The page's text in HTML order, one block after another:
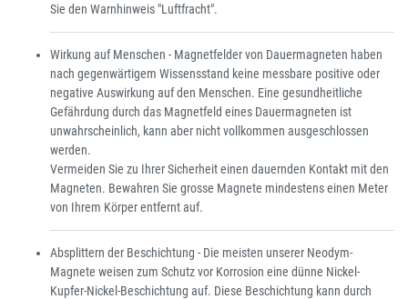
Sie den Warnhinweis "Luftfracht".
Wirkung auf Menschen - Magnetfelder von Dauermagneten haben
nach gegenwärtigem Wissensstand keine messbare positive oder
negative Auswirkung auf den Menschen. Eine gesundheitliche
Gefährdung durch das Magnetfeld eines Dauermagneten ist
unwahrscheinlich, kann aber nicht vollkommen ausgeschlossen
werden.
Vermeiden Sie zu Ihrer Sicherheit einen dauernden Kontakt mit den
Magneten. Bewahren Sie grosse Magnete mindestens einen Meter
von Ihrem Körper entfernt auf.
Absplittern der Beschichtung - Die meisten unserer Neodym-
Magnete weisen zum Schutz vor Korrosion eine dünne Nickel-
Kupfer-Nickel-Beschichtung auf. Diese Beschichtung kann durch